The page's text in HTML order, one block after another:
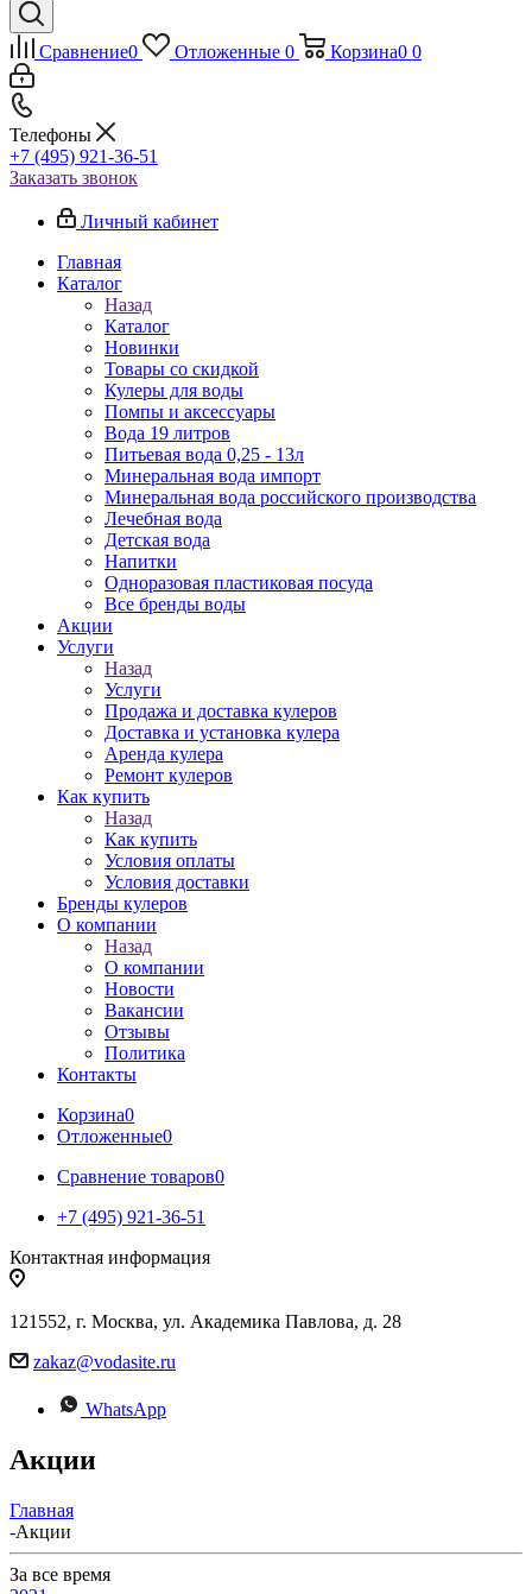
Сравнение0 Отложенные 0 Корзина0 0
Телефоны
+7 (495) 921-36-51
Заказать звонок
Личный кабинет
Главная
Каталог
Назад
Каталог
Новинки
Товары со скидкой
Кулеры для воды
Помпы и аксессуары
Вода 19 литров
Питьевая вода 0,25 - 13л
Минеральная вода импорт
Минеральная вода российского производства
Лечебная вода
Детская вода
Напитки
Одноразовая пластиковая посуда
Все бренды воды
Акции
Услуги
Назад
Услуги
Продажа и доставка кулеров
Доставка и установка кулера
Аренда кулера
Ремонт кулеров
Как купить
Назад
Как купить
Условия оплаты
Условия доставки
Бренды кулеров
О компании
Назад
О компании
Новости
Вакансии
Отзывы
Политика
Контакты
Корзина0
Отложенные0
Сравнение товаров0
+7 (495) 921-36-51
Контактная информация
121552, г. Москва, ул. Академика Павлова, д. 28
zakaz@vodasite.ru
WhatsApp
Акции
Главная
-Акции
За все время